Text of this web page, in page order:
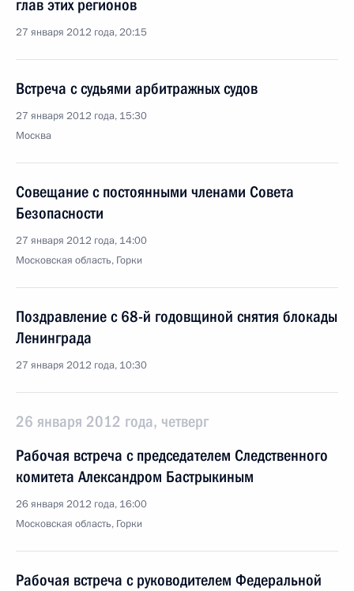
глав этих регионов
27 января 2012 года, 20:15
Встреча с судьями арбитражных судов
27 января 2012 года, 15:30
Москва
Совещание с постоянными членами Совета
Безопасности
27 января 2012 года, 14:00
Московская область, Горки
Поздравление с 68-й годовщиной снятия блокады
Ленинграда
27 января 2012 года, 10:30
26 января 2012 года, четверг
Рабочая встреча с председателем Следственного
комитета Александром Бастрыкиным
26 января 2012 года, 16:00
Московская область, Горки
Рабочая встреча с руководителем Федеральной